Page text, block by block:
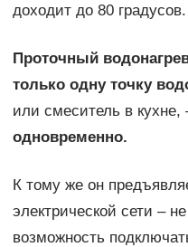
доходит до 80 градусов.
Проточный
только одну точку
или смеситель в кухне,
одновременно.
К тому же он
электрической сети –
возможность